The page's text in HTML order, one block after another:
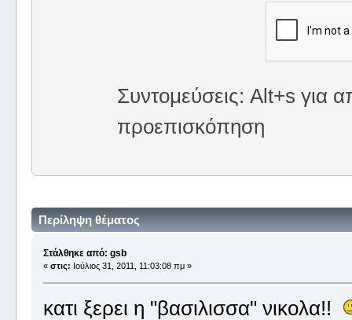
Συντομεύσεις: Alt+s για
προεπισκόπηση
Περίληψη θέματος
Στάλθηκε από: gsb
« στις: Ιούλιος 31, 2011, 11:03:08 πμ »
κατι ξερει η "βασιλισσα" νικολα!!